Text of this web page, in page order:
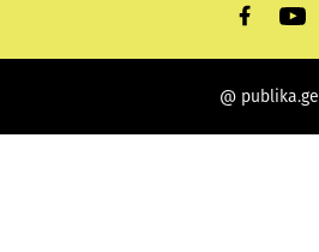
@ publika.ge